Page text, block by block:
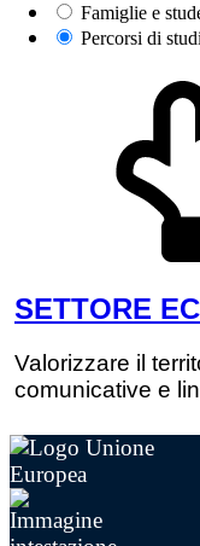
Famiglie e
Percorsi di
SETTORE
Valorizzare il
comunicative e